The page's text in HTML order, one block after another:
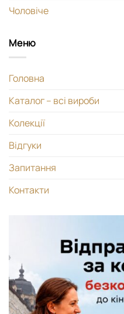
Чоловіче
Меню
Головна
Каталог – всі вироби
Колекції
Відгуки
Запитання
Контакти